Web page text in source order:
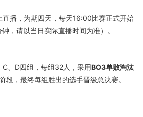
播，为期四天，每天16:00比赛正式开始
，请以当日实际直播时间为准）。
、D四组，每组32人，采用BO3单败淘汰
段，最终每组胜出的选手晋级总决赛。